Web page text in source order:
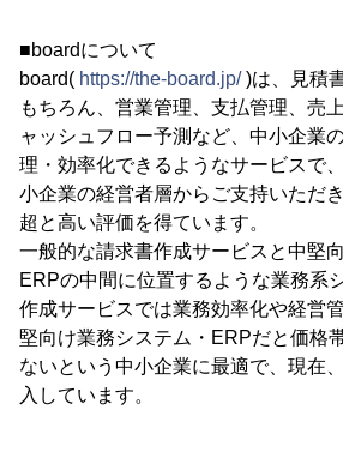
■boardについて
board( https://the-board.jp/)は、見積
もちろん、営業管理、支払管理、売
ャッシュフロー予測など、中小企業
理・効率化できるようなサービスで
小企業の経営者層からご支持いただ
超と高い評価を得ています。
一般的な請求書作成サービスと中堅
ERPの中間に位置するような業務系
作成サービスでは業務効率化や経営
堅向け業務システム・ERPだと価格
ないという中小企業に最適で、現在
入しています。